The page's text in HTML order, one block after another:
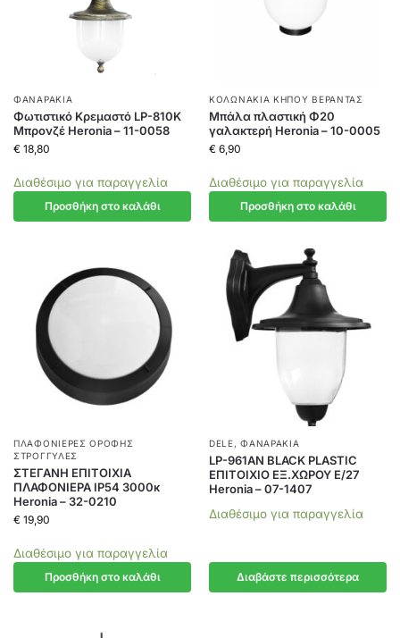
ΦΑΝΑΡΆΚΙΑ
Φωτιστικό Κρεμαστό LP-810K
Μπρονζέ Heronia – 11-0058
€ 18,80
Διαθέσιμο για παραγγελία
Προσθήκη στο καλάθι
ΚΟΛΩΝΆΚΙΑ ΚΉΠΟΥ ΒΕΡΆΝΤΑΣ
Mπάλα πλαστική Φ20
γαλακτερή Heronia – 10-0005
€ 6,90
Διαθέσιμο για παραγγελία
Προσθήκη στο καλάθι
ΠΛΑΦΟΝΙΈΡΕΣ ΟΡΟΦΉΣ
ΣΤΡΟΓΓΥΛΈΣ
ΣΤΕΓΑΝΗ ΕΠΙΤΟΙΧΙΑ
ΠΛΑΦΟΝΙΕΡΑ IP54 3000κ
Heronia – 32-0210
€ 19,90
Διαθέσιμο για παραγγελία
Προσθήκη στο καλάθι
DELE,ΦΑΝΑΡΆΚΙΑ
LP-961ΑΝ BLACK PLASTIC
ΕΠΙΤΟΙΧΙΟ ΕΞ.ΧΩΡΟΥ Ε/27
Heronia – 07-1407
Διαθέσιμο για παραγγελία
Διαβάστε περισσότερα